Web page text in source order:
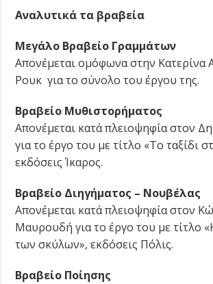
Αναλυτικά τα βραβεία
Μεγάλο Βραβείο Γραμμάτων
Απονέμεται ομόφωνα στην Κατερίνα
Ρουκ για το σύνολο του έργου της.
Βραβείο Μυθιστορήματος
Απονέμεται κατά πλειοψηφία στον
για το έργο του με τίτλο «Το ταξίδι
εκδόσεις Ίκαρος.
Βραβείο Διηγήματος – Νουβέλας
Απονέμεται κατά πλειοψηφία στον
Μαυρουδή για το έργο του με τίτλο
των σκύλων», εκδόσεις Πόλις.
Βραβείο Ποίησης